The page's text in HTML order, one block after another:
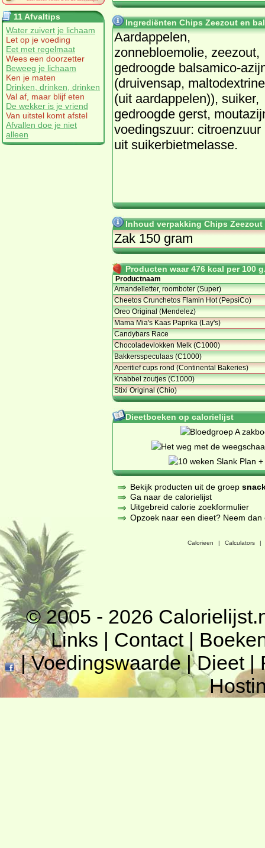
11 Afvaltips
Water zuivert je lichaam
Let op je voeding
Eet met regelmaat
Wees een doorzetter
Beweeg je lichaam
Ken je maten
Drinken, drinken, drinken
Val af, maar blijf eten
De wekker is je vriend
Van uitstel komt afstel
Afvallen doe je niet
alleen
Ingrediënten Chips Zeezout en
Aardappelen,
zonnebloemolie, zeezout,
gedroogde balsamico-
(druivensap, maltodextrine
(uit aardappelen)), suiker,
gedroogde gerst,
voedingszuur: citroenzuur
uit suikerbietmelasse.
Inhoud verpakking Chips
Zak 150 gram
Producten waar 476 kcal per 100
Productnaam
Amandelletter, roomboter (Super)
Cheetos Crunchetos Flamin Hot (PepsiCo)
Oreo Original (Mendelez)
Mama Mia's Kaas Paprika (Lay's)
Candybars Race
Chocoladevlokken Melk (C1000)
Bakkersspeculaas (C1000)
Aperitief cups rond (Continental Bakeries)
Knabbel zoutjes (C1000)
Stixi Original (Chio)
Dieetboeken op calorielijst
Bekijk producten uit de groep
Ga naar de calorielijst
Uitgebreid calorie zoekformulier
Opzoek naar een dieet? Neem
Calorieen | Calculators |
© 2005 - 2026
Links | Contact|
|Voedingswaarde|Dieet|